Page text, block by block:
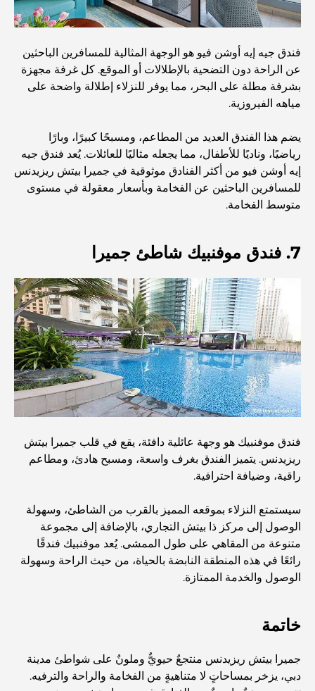
نادي شاطئ العائلة في دبي: حيث يلتقي المرح بالاسترخاء
أفضل مدارس البكالوريا الدولية في دبي: دليل شامل لأولياء
الأمور
المخطط الرئيسي لتلال دبي: رؤية للحياة المجتمعية العصرية
مطعم دار أوبرا دبي: حيث يلتقي الطعام الفاخر بالثقافة
أغلى ماركات البدلات التي تُعرّف مفهوم الخياطة الفاخرة
مطاعم شاطئ J1: وجهة دبي الجديدة لتناول الطعام الفاخر
أغلى ساعات رولكس التي بيعت على الإطلاق
حضانة أطفال في دبي هيلز: دليل للآباء
أفضل المقاهي في وسط مدينة دبي: دليل شامل لعشاق القهوة
أغلى سيارات مرسيدس التي تم تصنيعها على الإطلاق
الانتقال إلى دبي من أستراليا: دليل شامل للانتقال
رحلة سفاري فاخرة ليلية في دبي: ملاذ فاخر
مطاعم الوصل: أشهر أماكن تناول الطعام في دبي
فندق جيه إيه أوشن فيو هو الوجهة المثالية للمسافرين الباحثين
عن الراحة دون التضحية بالإطلالات أو الموقع. كل غرفة مجهزة
بشرفة مطلة على البحر، مما يوفر للنزلاء إطلالة واضحة على
مياهه الفيروزية.
يضم هذا الفندق العديد من المطاعم، ومسبحًا كبيرًا، وبارًا
رياضيًا، وناديًا للأطفال، مما يجعله مثاليًا للعائلات. يُعد فندق جيه
إيه أوشن فيو من أكثر الفنادق موثوقية في جميرا بيتش ريزيدنس
للمسافرين الباحثين عن الفخامة وبأسعار معقولة في مستوى
متوسط ​​الفخامة.
7. فندق موفنبيك شاطئ جميرا
فندق موفنبيك هو وجهة عائلية دافئة، يقع في قلب جميرا بيتش
ريزيدنس. يتميز الفندق بغرف واسعة، ومسبح هادئ، ومطاعم
راقية، وضيافة احترافية.
سيستمتع النزلاء بموقعه المميز بالقرب من الشاطئ، وسهولة
الوصول إلى مركز ذا بيتش التجاري، بالإضافة إلى مجموعة
متنوعة من المقاهي على طول الممشى. يُعد موفنبيك فندقًا
رائعًا في هذه المنطقة النابضة بالحياة، من حيث الراحة وسهولة
الوصول والخدمة الممتازة.
خاتمة
جميرا بيتش ريزيدنس منتجعٌ حيويٌّ وملونٌ على شواطئ مدينة
دبي، يزخر بمساحاتٍ لا متناهيةٍ من الفخامة والراحة والترفيه.